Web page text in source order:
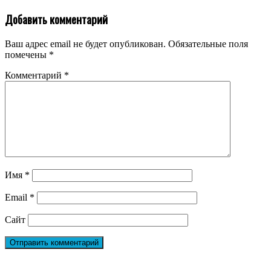
Добавить комментарий
Ваш адрес email не будет опубликован. Обязательные поля
помечены *
Комментарий *
Имя *
Email *
Сайт